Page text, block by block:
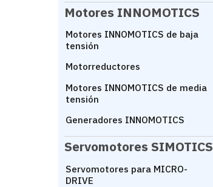
Motores INNOMOTICS
Motores INNOMOTICS de baja
tensión
Motorreductores
Motores INNOMOTICS de media
tensión
Generadores INNOMOTICS
Servomotores SIMOTICS
Servomotores para MICRO-
DRIVE